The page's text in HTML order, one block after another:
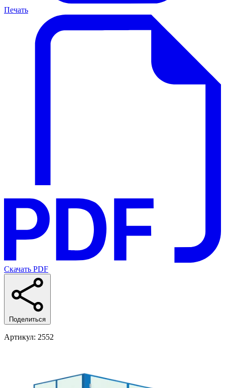
Печать
Скачать PDF
Поделиться
Артикул: 2552